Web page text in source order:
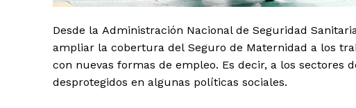
Desde la Administración Nacional de Seguridad
ampliar la cobertura del Seguro de Maternidad a los
con nuevas formas de empleo. Es decir, a los sectores
desprotegidos en algunas políticas sociales.